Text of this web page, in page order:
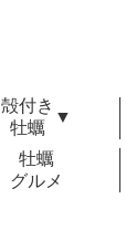
殻付き
牡蠣
▼
牡蠣
グルメ